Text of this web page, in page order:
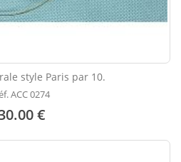
style Paris par 10.
ACC 0274
€